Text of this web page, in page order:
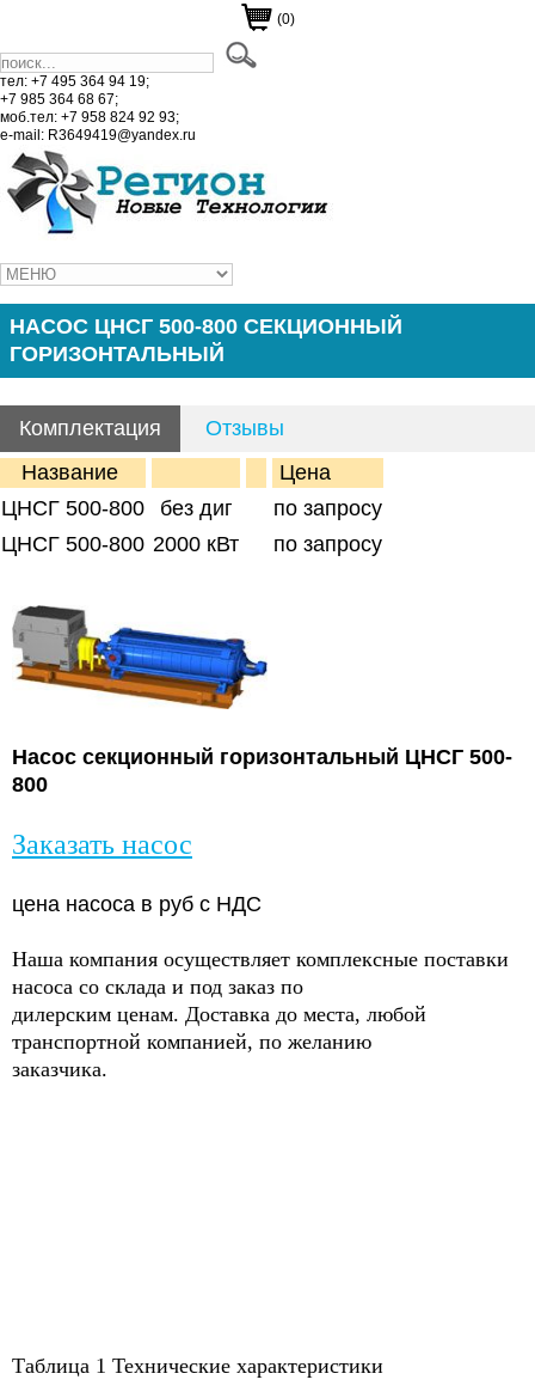
(0)
тел: +7 495 364 94 19;
+7 985 364 68 67;
моб.тел: +7 958 824 92 93;
e-mail: R3649419@yandex.ru
НАСОС ЦНСГ 500-800 СЕКЦИОННЫЙ
ГОРИЗОНТАЛЬНЫЙ
Комплектация
Отзывы
Название
Цена
ЦНСГ 500-800
без диг
по запросу
ЦНСГ 500-800 2000 кВт по запросу
Насос секционный горизонтальный ЦНСГ 500-
800
Заказать насос
цена насоса в руб с НДС
Наша компания осуществляет комплексные поставки
насоса со склада и под заказ по
дилерским ценам. Доставка до места, любой
транспортной компанией, по желанию
заказчика.
Таблица 1 Технические характеристики